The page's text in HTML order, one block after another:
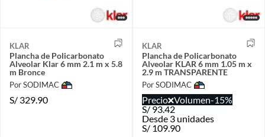
KLAR
Plancha de Policarbonato
Alveolar Klar 6 mm 2.1 m x 5.8
m Bronce
Por SODIMAC
S/ 329.90
KLAR
Plancha de Policarbonato
Alveolar KLAR 6 mm 1.05 m x
2.9 m TRANSPARENTE
Por SODIMAC
Precio Volumen-15%
S/93.42
Desde 3 unidades
S/ 109.90